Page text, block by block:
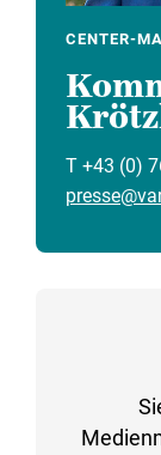
CENTER-
T +43 (0)